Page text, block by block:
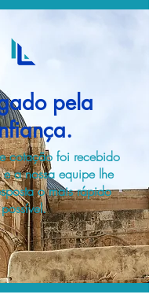
pela
cotação foi recebido
e a nossa equipe lhe
o mais rápido
possível.